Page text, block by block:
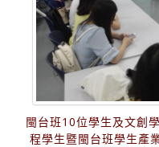
閩台班10位學生及文創
程學生暨閩台班學生產